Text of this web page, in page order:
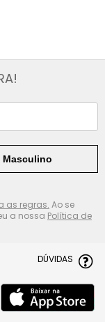
Masculino
as regras. Ao se
a nossa Política de
DÚVIDAS